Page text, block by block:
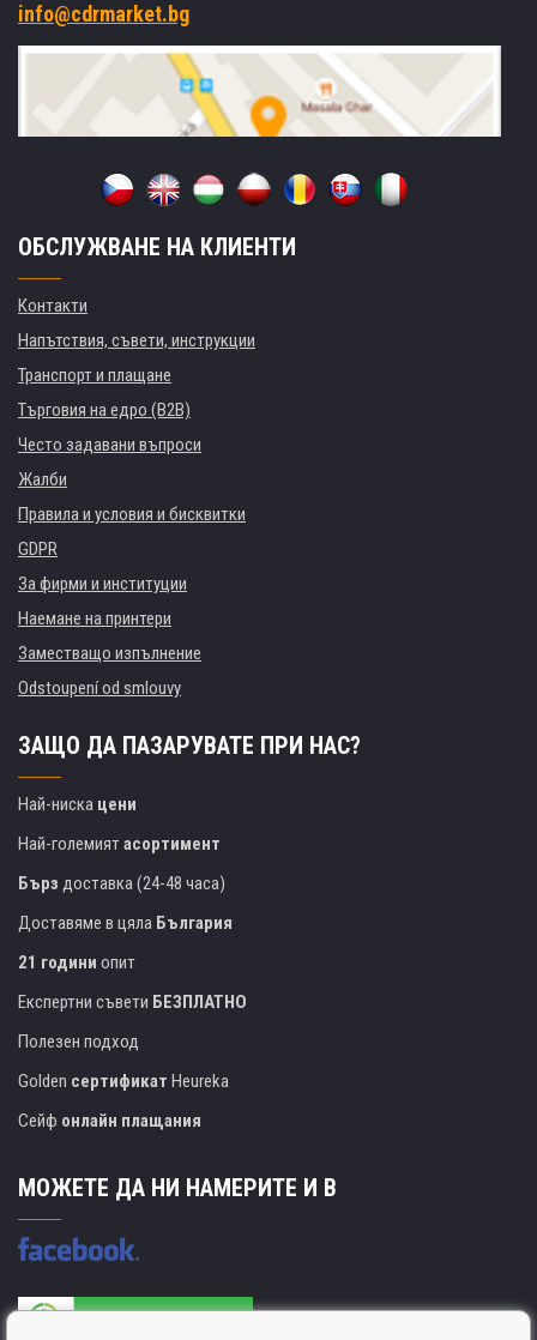
info@cdrmarket.bg
ОБСЛУЖВАНЕ НА КЛИЕНТИ
Контакти
Напътствия, съвети, инструкции
Транспорт и плащане
Търговия на едро (B2B)
Често задавани въпроси
Жалби
Правила и условия и бисквитки
GDPR
За фирми и институции
Наемане на принтери
Заместващо изпълнение
Odstoupení od smlouvy
ЗАЩО ДА ПАЗАРУВАТЕ ПРИ НАС?
Най-ниска цени
Най-големиятасортимент
Бърз доставка (24-48 часа)
Доставяме в цяла България
21 години опит
Експертни съвети БЕЗПЛАТНО
Полезен подход
Golden сертификат Heureka
Сейф онлайн плащания
МОЖЕТЕ ДА НИ НАМЕРИТЕ И В